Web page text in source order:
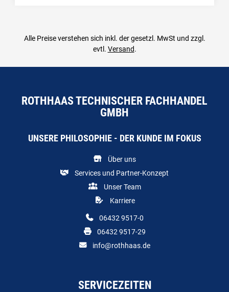
Alle Preise verstehen sich inkl. der gesetzl. MwSt und zzgl.
evtl. Versand.
ROTHHAAS TECHNISCHER FACHHANDEL
GMBH
UNSERE PHILOSOPHIE - DER KUNDE IM FOKUS
Über uns
Services und Partner-Konzept
Unser Team
Karriere
06432 9517-0
06432 9517-29
info@rothhaas.de
SERVICEZEITEN